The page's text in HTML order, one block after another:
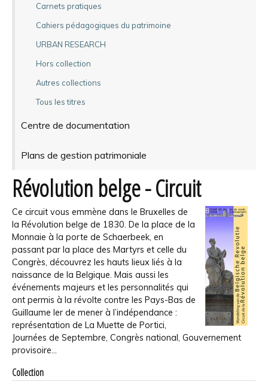
Carnets pratiques
Cahiers pédagogiques du patrimoine
URBAN RESEARCH
Hors collection
Autres collections
Tous les titres
Centre de documentation
Plans de gestion patrimoniale
Révolution belge - Circuit
Ce circuit vous emmène dans le Bruxelles de
la Révolution belge de 1830. De la place de la
Monnaie à la porte de Schaerbeek, en
passant par la place des Martyrs et celle du
Congrès, découvrez les hauts lieux liés à la
naissance de la Belgique. Mais aussi les
événements majeurs et les personnalités qui
ont permis à la révolte contre les Pays-Bas de
Guillaume Ier de mener à l’indépendance :
représentation de La Muette de Portici,
Journées de Septembre, Congrès national, Gouvernement
provisoire…
Collection